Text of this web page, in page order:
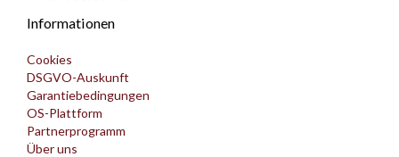
Informationen
Cookies
DSGVO-Auskunft
Garantiebedingungen
OS-Plattform
Partnerprogramm
Über uns